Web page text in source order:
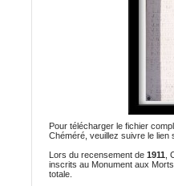
Pour télécharger le fichier
Chéméré, veuillez suivre le lien
Lors du recensement de 1911 ,
inscrits au Monument aux
totale.